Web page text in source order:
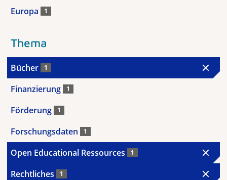
Europa 1
Thema
Bücher 1
Finanzierung 1
Förderung 1
Forschungsdaten 1
Open Educational Ressources 1
Rechtliches 1